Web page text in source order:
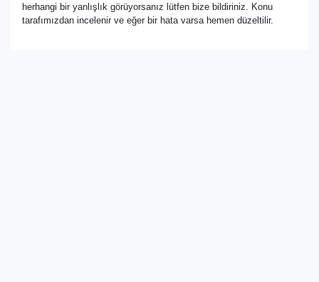
herhangi bir yanlışlık görüyorsanız lütfen bize bildiriniz. Konu
tarafımızdan incelenir ve eğer bir hata varsa hemen düzeltilir.